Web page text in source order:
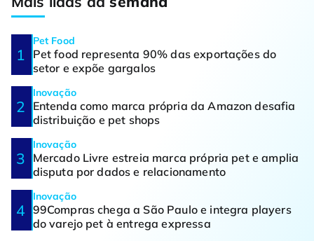
Pet Food
Pet food representa 90% das exportações do
setor e expõe gargalos
Inovação
Entenda como marca própria da Amazon desafia
distribuição e pet shops
Inovação
Mercado Livre estreia marca própria pet e amplia
disputa por dados e relacionamento
Inovação
99Compras chega a São Paulo e integra players
do varejo pet à entrega expressa